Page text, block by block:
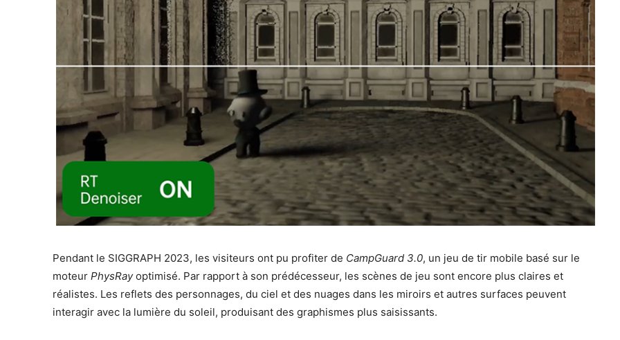
Pendant le SIGGRAPH 2023, les visiteurs ont pu profiter de CampGuard 3.0, un jeu de tir mobile basé sur le
moteur PhysRayoptimisé. Par rapport à son prédécesseur, les scènes de jeu sont encore plus claires et
réalistes. Les reflets des personnages, du ciel et des nuages ​​dans les miroirs et autres surfaces peuvent
interagir avec la lumière du soleil, produisant des graphismes plus saisissants.